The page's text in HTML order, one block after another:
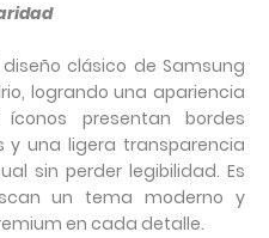
clásico de Samsung
logrando una apariencia
presentan bordes
y una ligera transparencia
sin perder legibilidad. Es
un tema moderno y
en cada detalle.